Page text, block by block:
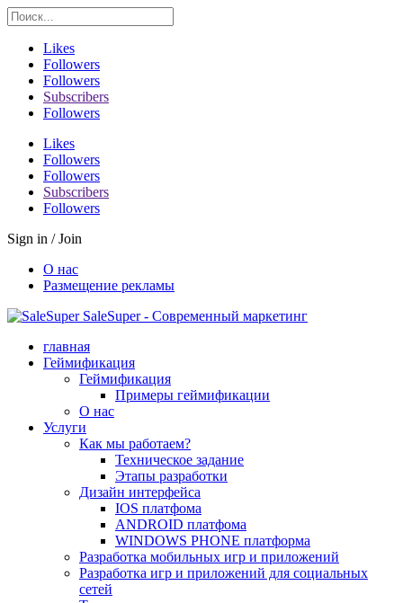
Likes
Followers
Followers
Subscribers
Followers
Likes
Followers
Followers
Subscribers
Followers
Sign in / Join
О нас
Размещение рекламы
SaleSuper - Современный маркетинг
главная
Геймификация
Геймификация
Примеры геймификации
О нас
Услуги
Как мы работаем?
Техническое задание
Этапы разработки
Дизайн интерфейса
IOS платфома
ANDROID платфома
WINDOWS PHONE платформа
Разработка мобильных игр и приложений
Разработка игр и приложений для социальных
сетей